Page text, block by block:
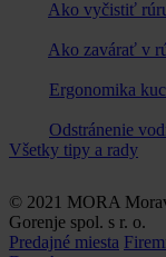
Ako vyčistiť
Ako zavárať v
Ergonomika
Odstránenie
Všetky tipy a rady
© 2021 MORA
Gorenje spol. s r. o.
Predajné miesta